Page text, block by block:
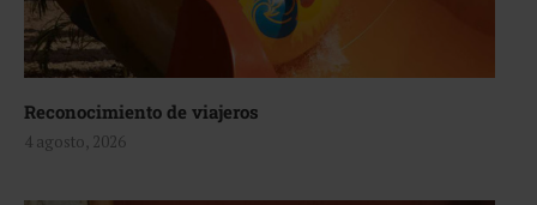
Reconocimiento de viajeros
4 agosto, 2026